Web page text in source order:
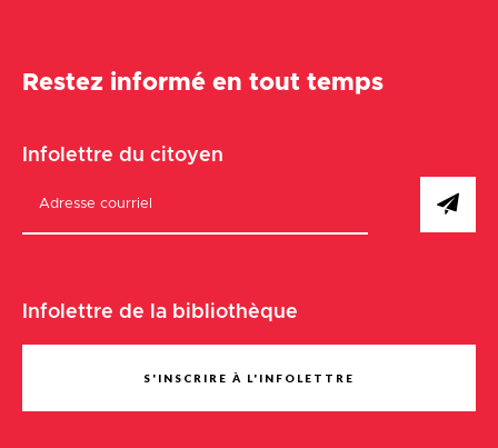
Restez informé en tout temps
Infolettre du citoyen
Infolettre de la bibliothèque
S'INSCRIRE À L'INFOLETTRE